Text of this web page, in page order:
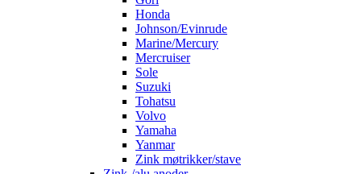
Honda
Johnson/Evinrude
Marine/Mercury
Mercruiser
Sole
Suzuki
Tohatsu
Volvo
Yamaha
Yanmar
Zink møtrikker/stave